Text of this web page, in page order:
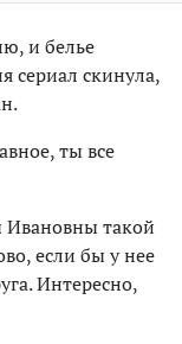
и белье
сериал скинула,
ты все
Ивановны такой
если бы у нее
Интересно,